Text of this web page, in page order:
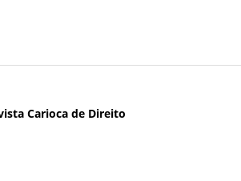
Carioca de Direito